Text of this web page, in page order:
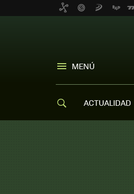
MENÚ
ACTUALIDAD